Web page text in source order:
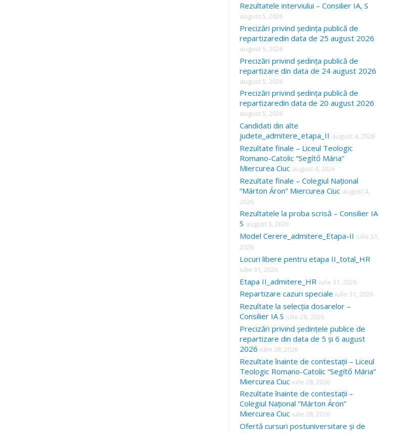
Rezultatele interviului – Consilier IA, S
august 5, 2026
Precizări privind ședința publică de
repartizaredin data de 25 august 2026
august 5, 2026
Precizări privind ședința publică de
repartizare din data de 24 august 2026
august 5, 2026
Precizări privind ședința publică de
repartizaredin data de 20 august 2026
august 5, 2026
Candidati din alte
judete_admitere_etapa_II august 4, 2026
Rezultate finale – Liceul Teologic
Romano-Catolic “Segítő Mária”
Miercurea Ciuc august 4, 2026
Rezultate finale – Colegiul Național
“Márton Áron” Miercurea Ciuc august 4,
2026
Rezultatele la proba scrisă – Consilier IA
S august 3, 2026
Model Cerere_admitere_Etapa-II iulie 31,
2026
Locuri libere pentru etapa II_total_HR
iulie 31, 2026
Etapa II_admitere_HR iulie 31, 2026
Repartizare cazuri speciale iulie 31, 2026
Rezultate la selecția dosarelor –
Consilier IA S iulie 28, 2026
Precizări privind ședințele publice de
repartizare din data de 5 și 6 august
2026 iulie 28, 2026
Rezultate înainte de contestații – Liceul
Teologic Romano-Catolic “Segítő Mária”
Miercurea Ciuc iulie 28, 2026
Rezultate înainte de contestații –
Colegiul Național “Márton Áron”
Miercurea Ciuc iulie 28, 2026
Ofertă cursuri postuniversitare și de